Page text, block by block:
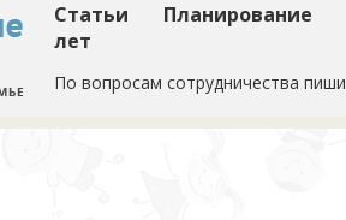
Статьи
Планирование
лет
По вопросам сотрудничества